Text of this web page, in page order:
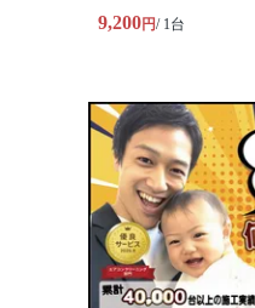
9,200円/ 1台